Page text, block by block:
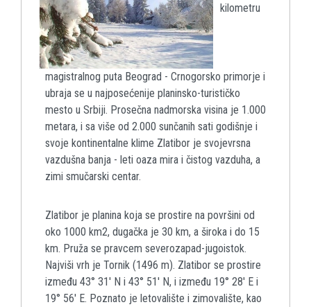
kilometru
magistralnog puta Beograd - Crnogorsko primorje i
ubraja se u najposećenije planinsko-turističko
mesto u Srbiji. Prosečna nadmorska visina je 1.000
metara, i sa više od 2.000 sunčanih sati godišnje i
svoje kontinentalne klime Zlatibor je svojevrsna
vazdušna banja - leti oaza mira i čistog vazduha, a
zimi smučarski centar.
Zlatibor је planina koja se prostire na površini od
oko 1000 km2, dugačka је 30 km, а široka i do 15
km. Pruža se pravcem severozapad-jugoistok.
Najviši vrh je Tornik (1496 m). Zlatibor se prostire
između 43° 31' N i 43° 51' N, i između 19° 28' E i
19° 56' E. Poznato je letovalište i zimovalište, kao